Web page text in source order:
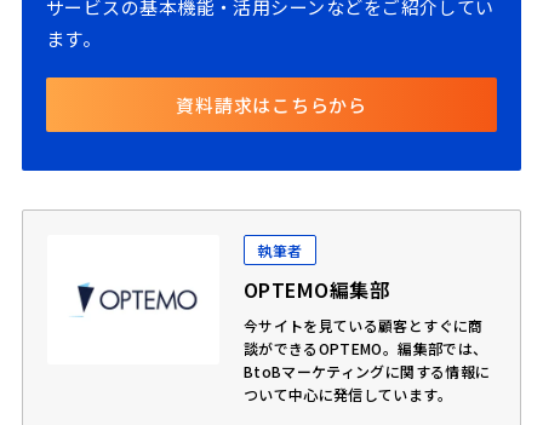
サービスの基本機能・活用シーンなどをご紹介してい
ます。
資料請求はこちらから
執筆者
OPTEMO編集部
今サイトを見ている顧客とすぐに商
談ができるOPTEMO。編集部では、
BtoBマーケティングに関する情報に
ついて中心に発信しています。